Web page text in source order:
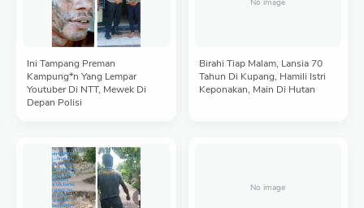
Ini Tampang Preman
Kampung*n Yang Lempar
Youtuber Di NTT, Mewek Di
Depan Polisi
Birahi Tiap Malam, Lansia 70
Tahun Di Kupang, Hamili Istri
Keponakan, Main Di Hutan